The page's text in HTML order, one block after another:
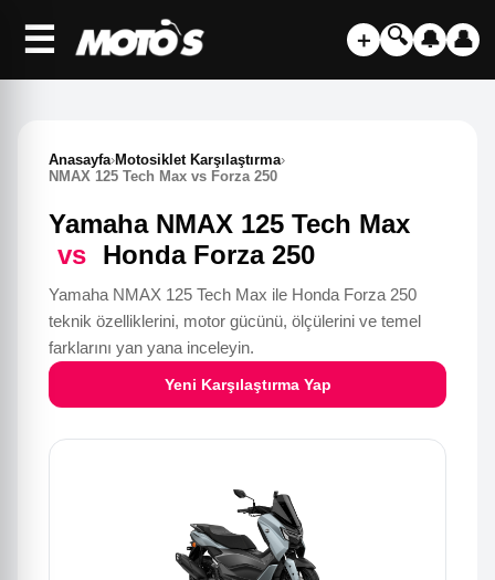
☰ ＋ 🔍 🔔 👤
Anasayfa›Motosiklet Karşılaştırma›
NMAX 125 Tech Max vs Forza 250
Yamaha NMAX 125 Tech Max
vs Honda Forza 250
Yamaha NMAX 125 Tech Max ile Honda Forza 250
teknik özelliklerini, motor gücünü, ölçülerini ve temel
farklarını yan yana inceleyin.
Yeni Karşılaştırma Yap